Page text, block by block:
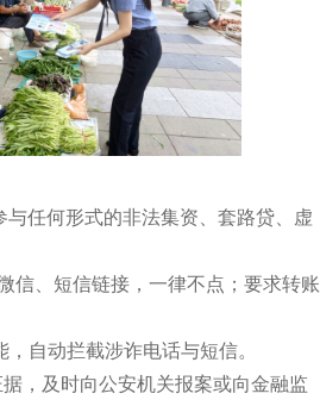
任何形式的非法集资、套路贷、虚
、短信链接，一律不点；要求转账
自动拦截涉诈电话与短信。
，及时向公安机关报案或向金融监